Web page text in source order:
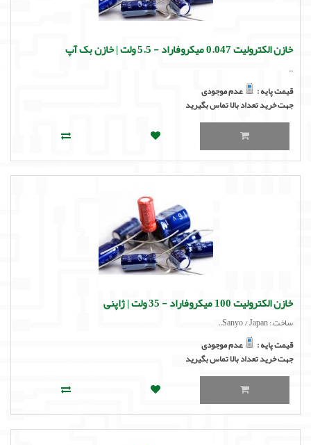
خازن الکترولیت 0.047 میکروفاراد - 5.5 ولت | خازن بک آپ
..
قیمت پایه :
عدم موجودی
جهت خرید تعداد بالا تماس بگیرید
خازن الکترولیت 100 میکروفاراد - 35 ولت | ژاپنی
ساخت : Sanyo / Japan..
قیمت پایه :
عدم موجودی
جهت خرید تعداد بالا تماس بگیرید